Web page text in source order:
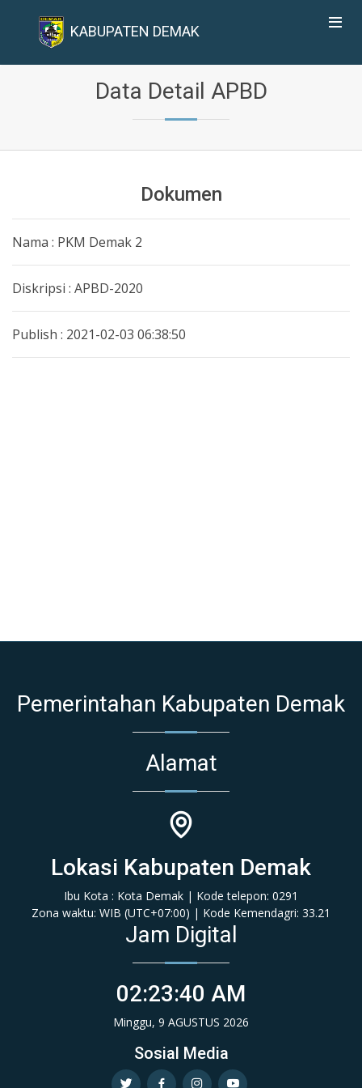
KABUPATEN DEMAK
Data Detail APBD
Dokumen
Nama : PKM Demak 2
Diskripsi : APBD-2020
Publish : 2021-02-03 06:38:50
Pemerintahan Kabupaten Demak
Alamat
Lokasi Kabupaten Demak
Ibu Kota : Kota Demak | Kode telepon: 0291
Zona waktu: WIB (‎UTC+07:00‎)‎ | Kode Kemendagri: 33.21
Jam Digital
02:23:40 AM
Minggu, 9 AGUSTUS 2026
Sosial Media